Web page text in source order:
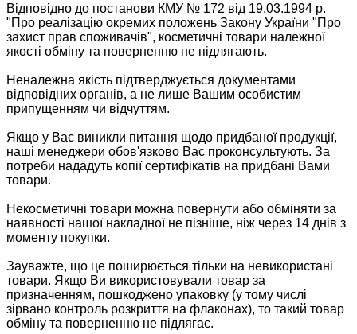
Відповідно до постанови КМУ № 172 від 19.03.1994 р.
"Про реалізацію окремих положень Закону України "Про
захист прав споживачів", косметичні товари належної
якості обміну та поверненню не підлягають.
Неналежна якість підтверджується документами
відповідних органів, а не лише Вашим особистим
припущенням чи відчуттям.
Якщо у Вас виникли питання щодо придбаної продукції,
наші менеджери обов'язково Вас проконсультують. За
потреби нададуть копії сертифікатів на придбані Вами
товари.
Некосметичні товари можна повернути або обміняти за
наявності нашої накладної не пізніше, ніж через 14 днів з
моменту покупки.
Зауважте, що це поширюється тільки на невикористані
товари. Якщо Ви використовували товар за
призначенням, пошкоджено упаковку (у тому числі
зірвано контроль розкриття на флаконах), то такий товар
обміну та поверненню не підлягає.